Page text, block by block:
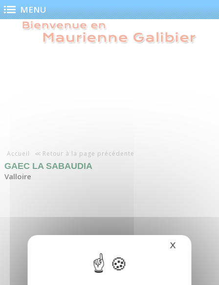
Panneau de gestion des cookies
X Masquer
MENU
Accueil Retour à la page précédente
GAEC LA SABAUDIA
Valloire